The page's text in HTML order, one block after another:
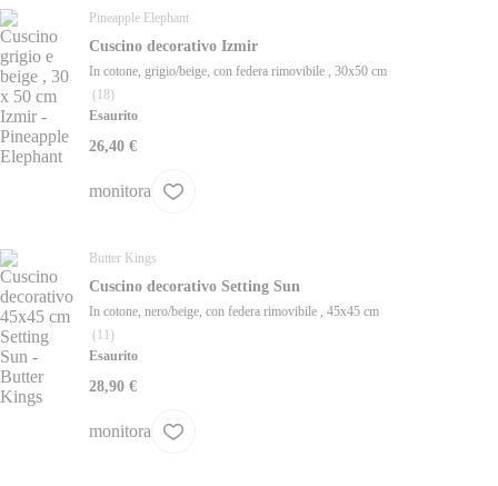
Pineapple Elephant
Cuscino decorativo Izmir
In cotone, grigio/beige, con federa rimovibile , 30x50 cm
(18)
Esaurito
26,40 €
monitora
Butter Kings
Cuscino decorativo Setting Sun
In cotone, nero/beige, con federa rimovibile , 45x45 cm
(11)
Esaurito
28,90 €
monitora